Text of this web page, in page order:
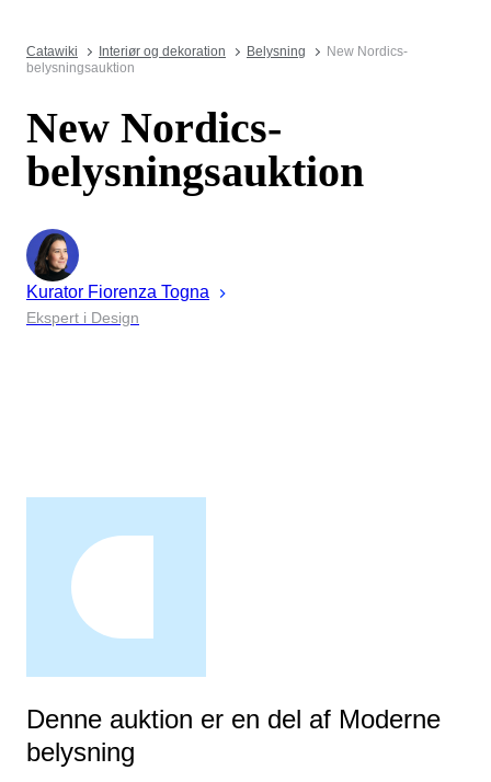
Catawiki Interiør og dekoration Belysning
New Nordics-
belysningsauktion
New Nordics-
belysningsauktion
Kurator Fiorenza Togna
Ekspert i Design
Denne auktion er en del af Moderne
belysning